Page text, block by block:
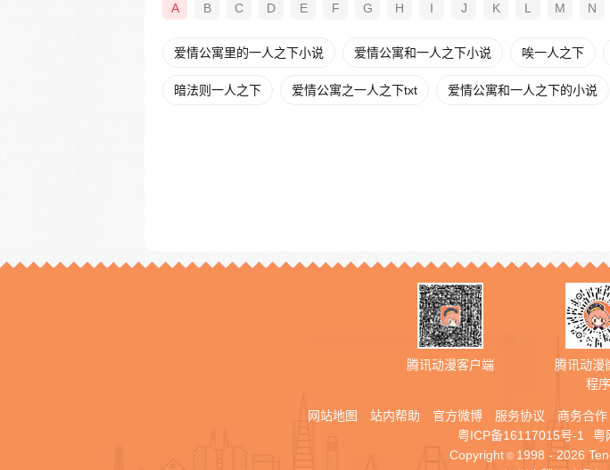
A B C D E F G H I J K L M N
爱情公寓里的一人之下小说 爱情公寓和一人之下小说 唉一人之下
暗法则一人之下 爱情公寓之一人之下txt 爱情公寓和一人之下的小说
腾讯动漫客户端
腾讯动漫
程序
网站地图 站内帮助 官方微博 服务协议 商务合作
粤ICP备16117015号-1
粤
Copyright © 1998 - 2026